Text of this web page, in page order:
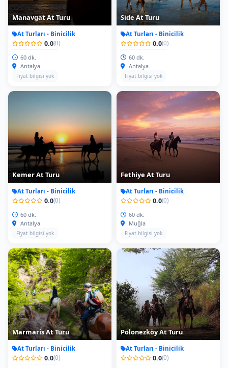
Manavgat At Turu
0.0(0)
Antalya
Fiyat bilgisi yok
Side At Turu
0.0(0)
Antalya
Fiyat bilgisi yok
Kemer At Turu
0.0(0)
Antalya
Fiyat bilgisi yok
Fethiye At Turu
0.0(0)
Muğla
Fiyat bilgisi yok
Marmaris At Turu
0.0(0)
Polonezköy At Turu
0.0(0)